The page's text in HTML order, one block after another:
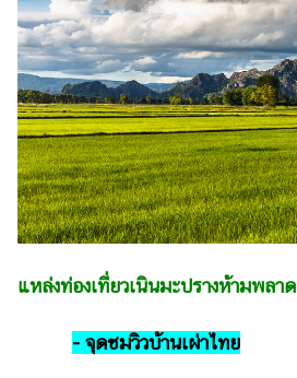
แหล่งท่องเที่ยวเนินมะปรางห้ามพลาด
- จุดชมวิวบ้านเผ่าไทย